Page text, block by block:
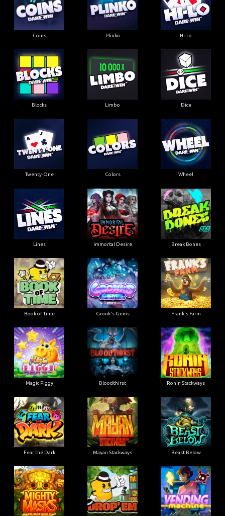
Coins Plinko Hi-Lo
Blocks Limbo Dice
Twenty-One Colors Wheel
Lines Immortal Desire Break Bones
Book of Time Gronk's Gems Frank's Farm
Magic Piggy Bloodthirst Ronin Stackways
Fear the Dark Mayan Stackways Beast Below